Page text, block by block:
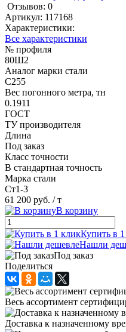
Отзывов: 0
Артикул: 117168
Характеристики:
Все характеристики
№ профиля
80Ш2
Аналог марки стали
С255
Вес погонного метра, тн
0.1911
ГОСТ
ТУ производителя
Длина
Под заказ
Класс точности
В стандартная точность
Марка стали
Ст1-3
61 200 руб. / т
В корзину
Купить в
Нашли
Под заказ
Поделиться
Весь ассортимент
Доставка к назначенному